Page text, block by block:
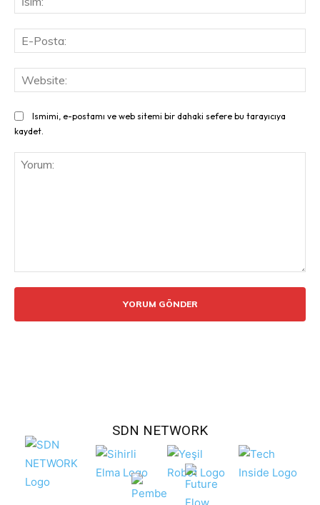
Ismimi, e-postamı ve web sitemi bir dahaki sefere bu tarayıcıya
kaydet.
SDN NETWORK